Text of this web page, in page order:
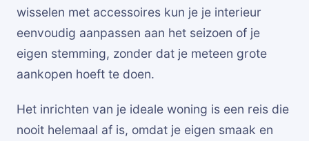
wisselen met accessoires kun je je interieur
eenvoudig aanpassen aan het seizoen of je
eigen stemming, zonder dat je meteen grote
aankopen hoeft te doen.
Het inrichten van je ideale woning is een reis die
nooit helemaal af is, omdat je eigen smaak en